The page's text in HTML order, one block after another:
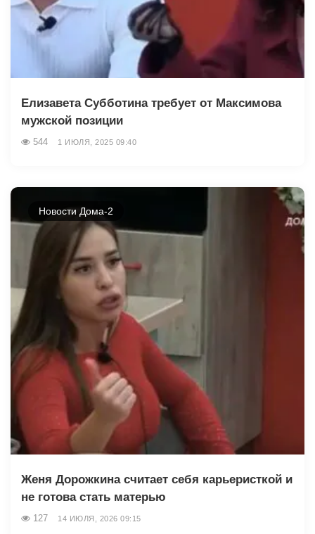
Елизавета Субботина требует от Максимова
мужской позиции
544 1 ИЮЛЯ, 2025 09:40
Новости Дома-2
Женя Дорожкина считает себя карьеристкой и
не готова стать матерью
127 14 ИЮЛЯ, 2026 09:15